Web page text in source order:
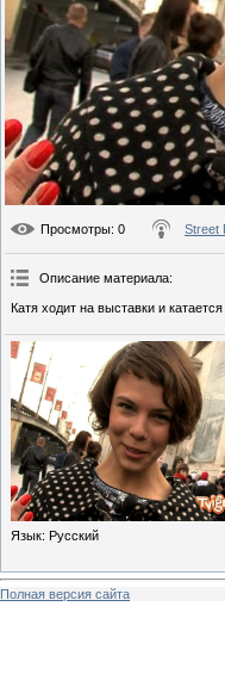
Просмотры: 0 Street
Описание материала:
Катя ходит на выставки и катается
Язык: Русский
Полная версия сайта